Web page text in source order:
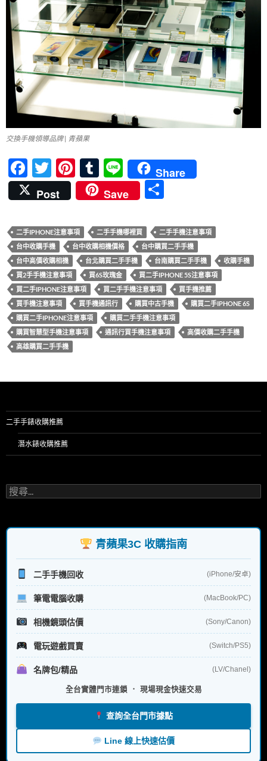
交換手機領導品牌 | 青蘋果
F
ac
e
b
o
o
k
T
w
itt
er
Pi
nt
er
es
t
T
u
m
bl
r
Li
n
e
Share
Post
Save
二手IPHONE注意事項 二手手機哪裡買
二手手機注意事項
台中收購手機
台中收購相機價格
台中購買二手手機
台中高價收購相機
台北購買二手手機 台南購買二手手機
收購手機
買2手手機注意事項
買6S玫瑰金
買二手IPHONE 5S注意事項
買二手IPHONE注意事項
買二手手機注意事項
買手機推薦
買手機注意事項
買手機通訊行 購買中古手機
購買二手IPHONE 6S
購買二手IPHONE注意事項
購買二手手機注意事項
購買智慧型手機注意事項
通訊行買手機注意事項
高價收購二手手機
高雄購買二手手機
二手手錶收購推薦
潛水錶收購推薦
搜
尋
字:
青蘋果3C 收購指南
二手手機回收 (iPhone/安卓)
筆電電腦收購 (MacBook/PC)
相機鏡頭估價 (Sony/Canon)
電玩遊戲買賣 (Switch/PS5)
名牌包/精品 (LV/Chanel)
全台實體門市連鎖 ． 現場現金快速交易
查詢全台門市據點
Line 線上快速估價